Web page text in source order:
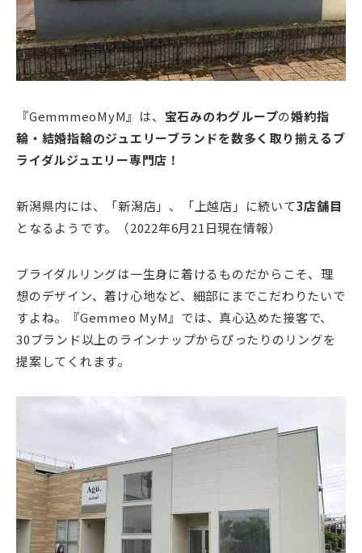
『GemmmeoMyM』は、 宝石みのわグループの婚約指
輪・結婚指輪のジュエリーブランドを数多く取り揃えるブ
ライダルジュエリー専門店！
新潟県内には、「新潟店」、「上越店」に続いて3店舗目
となるようです。（2022年6月21日現在情報）
ブライダルリングは一生身に着けるものだからこそ、理
想のデザイン、着け心地など、細部にまでこだわりたいで
すよね。『Gemmeo MyM』では、真心込めた接客で、
30ブランド以上のラインナップからぴったりのリングを
提案してくれます。